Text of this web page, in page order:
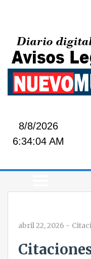
8/8/2026
6:34:04 AM
abril 22, 2026 -